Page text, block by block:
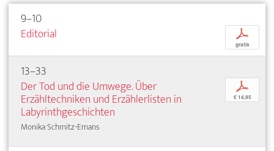
9–10
Editorial
p
gratis
13–33
Der Tod und die Umwege. Über
Erzähltechniken und Erzählerlisten in
Labyrinthgeschichten
Monika Schmitz-Emans
p
€ 14,95